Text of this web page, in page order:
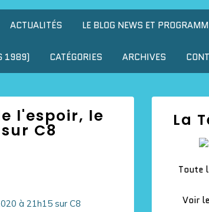
ACTUALITÉS LE BLOG NEWS ET
1989) CATÉGORIES ARCHIVES
l'espoir, le
C8
La
Toute
Voir